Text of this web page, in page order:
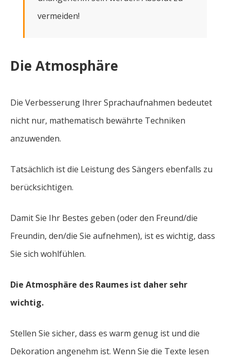
vermeiden!
Die Atmosphäre
Die Verbesserung Ihrer Sprachaufnahmen bedeutet
nicht nur, mathematisch bewährte Techniken
anzuwenden.
Tatsächlich ist die Leistung des Sängers ebenfalls zu
berücksichtigen.
Damit Sie Ihr Bestes geben (oder den Freund/die
Freundin, den/die Sie aufnehmen), ist es wichtig, dass
Sie sich wohlfühlen.
Die Atmosphäre des Raumes ist daher sehr
wichtig.
Stellen Sie sicher, dass es warm genug ist und die
Dekoration angenehm ist. Wenn Sie die Texte lesen